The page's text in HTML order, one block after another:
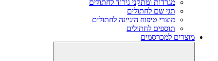
מגרדות ומתקני גירוד לחתולים
תגי שם לחתולים
מוצרי טיפוח היגיינה לחתולים
תוספים לחתולים
מוצרים למכרסמים